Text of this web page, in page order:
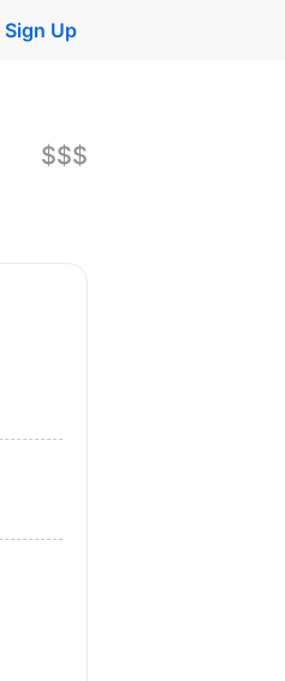
Sign Up
$$$